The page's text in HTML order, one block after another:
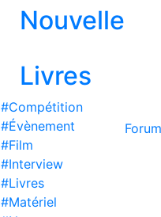
Nouvelle
Livres
#Compétition
#Évènement
#Film
#Interview
#Livres
#Matériel
Forum